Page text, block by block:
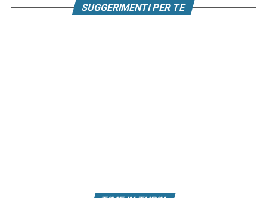
SUGGERIMENTI PER TE